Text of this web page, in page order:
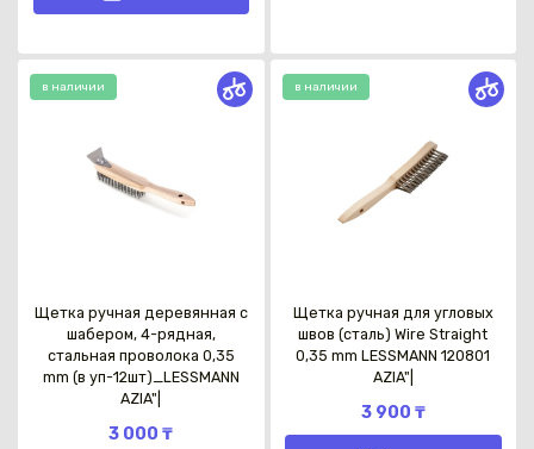
в наличии
Щетка ручная деревянная с
шабером, 4-рядная,
стальная проволока 0,35
mm (в уп-12шт)_LESSMANN
AZIA"|
3 000 ₸
в наличии
Щетка ручная для угловых
швов (сталь) Wire Straight
0,35 mm LESSMANN 120801
AZIA"|
3 900 ₸